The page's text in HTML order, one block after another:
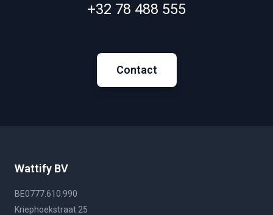
+32 78 488 555
Contact
Wattify BV
BE0777.610.990
Kriephoekstraat 25